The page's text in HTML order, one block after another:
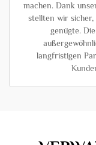
machen. Dank
stellten wir sicher,
genügte.
langfristigen